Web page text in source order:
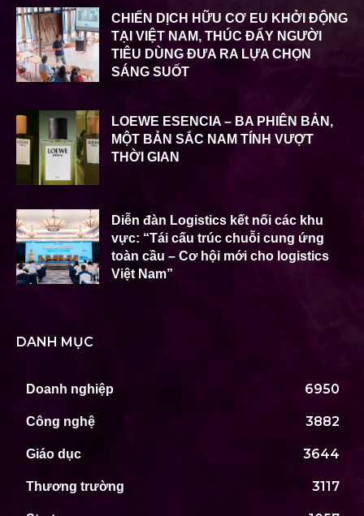
CHIẾN DỊCH HỮU CƠ EU KHỞI ĐỘNG
TẠI VIỆT NAM, THÚC ĐẨY NGƯỜI
TIÊU DÙNG ĐƯA RA LỰA CHỌN
SÁNG SUỐT
LOEWE ESENCIA – BA PHIÊN BẢN,
MỘT BẢN SẮC NAM TÍNH VƯỢT
THỜI GIAN
Diễn đàn Logistics kết nối các khu
vực: “Tái cấu trúc chuỗi cung ứng
toàn cầu – Cơ hội mới cho logistics
Việt Nam”
DANH MỤC
Doanh nghiệp 6950
Công nghệ 3882
Giáo dục 3644
Thương trường 3117